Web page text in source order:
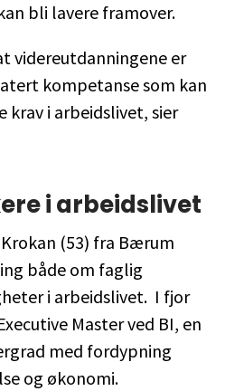
bli lavere framover.
videreutdanningene er
kompetanse som kan
krav i arbeidslivet, sier
i arbeidslivet
(53) fra Bærum
både om faglig
i arbeidslivet. I fjor
Master ved BI, en
med fordypning
og økonomi.